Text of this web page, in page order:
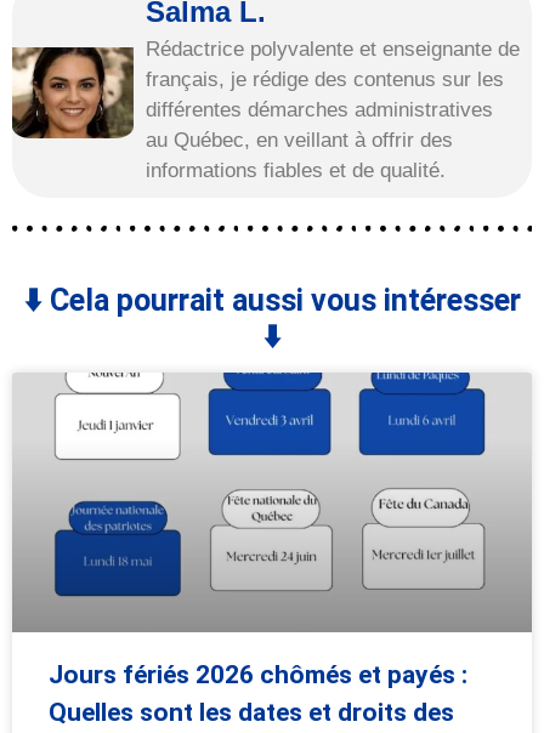
Salma L.
Rédactrice polyvalente et enseignante de
français, je rédige des contenus sur les
différentes démarches administratives
au Québec, en veillant à offrir des
informations fiables et de qualité.
⬇️ Cela pourrait aussi vous intéresser
⬇️
Jours fériés 2026 chômés et payés :
Quelles sont les dates et droits des